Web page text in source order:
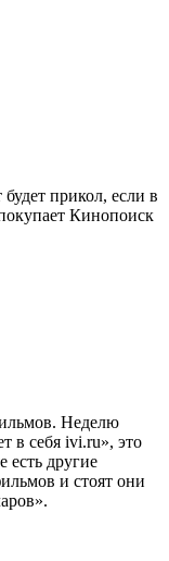
будет прикол, если в
Кинопоиск
Неделю
в себя ivi.ru», это
есть другие
и стоят они